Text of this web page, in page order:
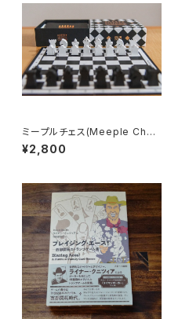
ミープルチェス(Meeple Ches
s)
¥2,800